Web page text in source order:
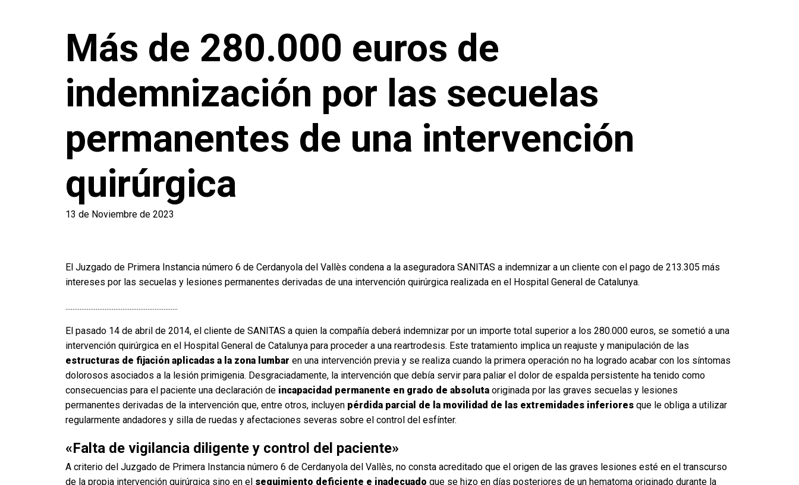
Más de 280.000 euros de
indemnización por las secuelas
permanentes de una intervención
quirúrgica
13 de Noviembre de 2023
El Juzgado de Primera Instancia número 6 de Cerdanyola del Vallès condena a la aseguradora SANITAS a indemnizar a un cliente con el pago de 213.305 más
intereses por las secuelas y lesiones permanentes derivadas de una intervención quirúrgica realizada en el Hospital General de Catalunya.
...............................................................
El pasado 14 de abril de 2014, el cliente de SANITAS a quien la compañía deberá indemnizar por un importe total superior a los 280.000 euros, se sometió a una
intervención quirúrgica en el Hospital General de Catalunya para proceder a una reartrodesis. Este tratamiento implica un reajuste y manipulación de las
estructuras de fijación aplicadas a la zona lumbar en una intervención previa y se realiza cuando la primera operación no ha logrado acabar con los síntomas
dolorosos asociados a la lesión primigenia. Desgraciadamente, la intervención que debía servir para paliar el dolor de espalda persistente ha tenido como
consecuencias para el paciente una declaración de incapacidad permanente en grado de absoluta originada por las graves secuelas y lesiones
permanentes derivadas de la intervención que, entre otros, incluyen pérdida parcial de la movilidad de las extremidades inferiores que le obliga a utilizar
regularmente andadores y silla de ruedas y afectaciones severas sobre el control del esfínter.
«Falta de vigilancia diligente y control del paciente»
A criterio del Juzgado de Primera Instancia número 6 de Cerdanyola del Vallès, no consta acreditado que el origen de las graves lesiones esté en el transcurso
de la propia intervención quirúrgica sino en el seguimiento deficiente e inadecuado que se hizo en días posteriores de un hematoma originado durante la